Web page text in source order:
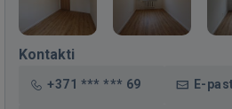
Kontakti
+371 *** *** 69 E-